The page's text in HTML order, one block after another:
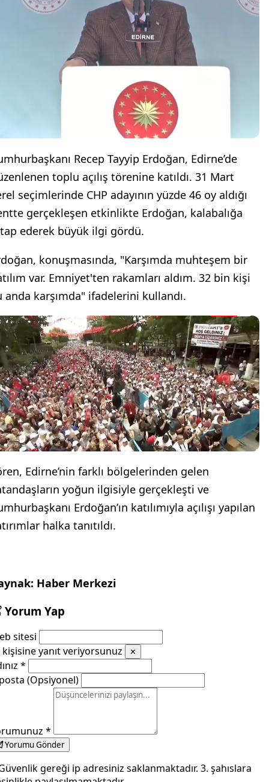
Recep Tayyip Erdoğan, Edirne’de
toplu açılış törenine katıldı. 31 Mart
seçimlerinde CHP adayının yüzde 46 oy aldığı
gerçekleşen etkinlikte Erdoğan, kalabalığa
ederek büyük ilgi gördü.
konuşmasında, "Karşımda muhteşem bir
var. Emniyet'ten rakamları aldım. 32 bin kişi
anda karşımda" ifadelerini kullandı.
Edirne’nin farklı bölgelerinden gelen
yoğun ilgisiyle gerçekleşti ve
Erdoğan’ın katılımıyla açılışı yapılan
halka tanıtıldı.
Haber Merkezi
Yorum Yap
sitesi
kişisine yanıt veriyorsunuz
✕
*
(Opsiyonel)
*
Yorumu Gönder
gereği ip adresiniz saklanmaktadır. 3. şahıslara